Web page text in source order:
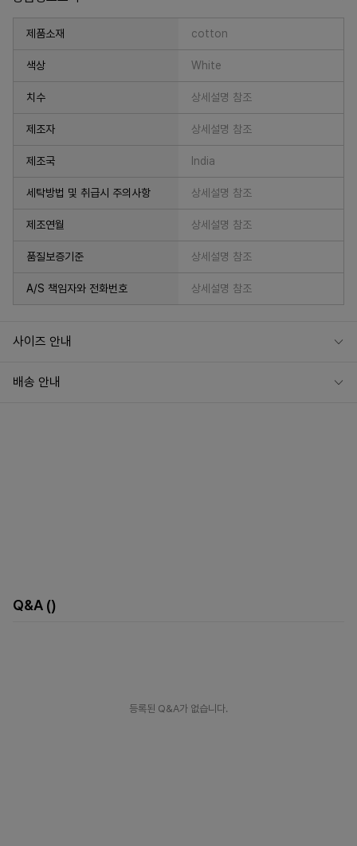
제품소재 cotton
색상 White
치수 상세설명 참조
제조자 상세설명 참조
제조국 India
세탁방법 및 취급시 주의사항 상세설명 참조
제조연월 상세설명 참조
품질보증기준 상세설명 참조
A/S 책임자와 전화번호 상세설명 참조
사이즈 안내
배송 안내
Q&A ()
등록된 Q&A가 없습니다.